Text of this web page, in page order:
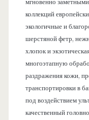
мгновенно
коллекций
экологичные и
шерстяной фетр,
хлопок и
многоэтапную
раздражения кожи,
транспортировки в
под воздействием
качественный